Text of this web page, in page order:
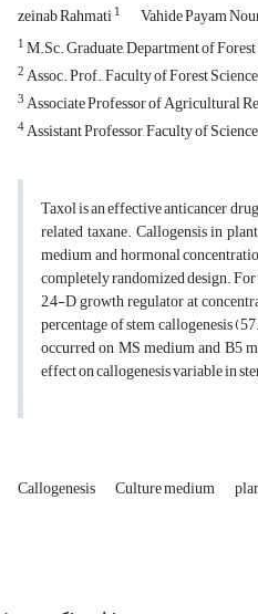
zeinab Rahmati1 Vahide Payam
1M.Sc. Graduate, Department of
2Assoc. Prof., Faculty of Forest
3Associate Professor of Agricultural
4Assistant Professor, Faculty of
Taxol is an effective anticancer
related taxane. Callogensis in
medium and hormonal
completely randomized design.
2,4-D growth regulator at
percentage of stem callogenesis
occurred on MS medium and B5
effect on callogenesis variable in
Callogenesis Culture medium